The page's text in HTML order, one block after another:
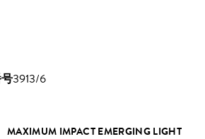
3913/6
MAXIMUM IMPACT EMERGING LIGHT